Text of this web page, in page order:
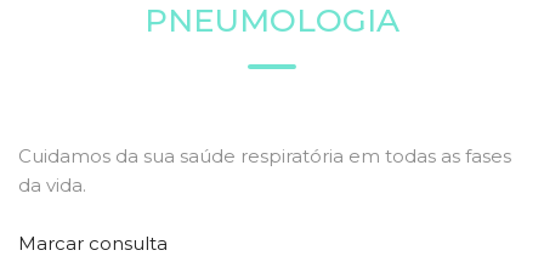
PNEUMOLOGIA
Cuidamos da sua saúde respiratória em todas as fases
da vida.
Marcar consulta